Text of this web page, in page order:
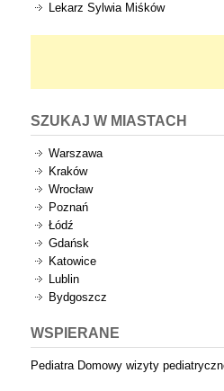
Lekarz Sylwia Miśków
SZUKAJ W MIASTACH
Warszawa
Kraków
Wrocław
Poznań
Łódź
Gdańsk
Katowice
Lublin
Bydgoszcz
WSPIERANE
Pediatra Domowy wizyty